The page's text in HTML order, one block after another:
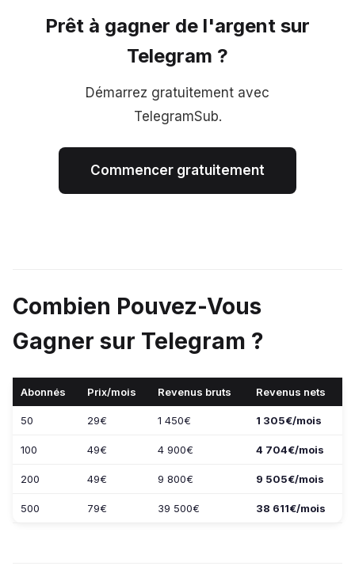
Prêt à gagner de l'argent sur
Telegram ?
Démarrez gratuitement avec
TelegramSub.
Commencer gratuitement
Combien Pouvez-Vous
Gagner sur Telegram ?
Abonnés Prix/mois Revenus bruts Revenus nets
50 29€ 1 450€ 1 305€/mois
100 49€ 4 900€ 4 704€/mois
200 49€ 9 800€ 9 505€/mois
500 79€ 39 500€ 38 611€/mois